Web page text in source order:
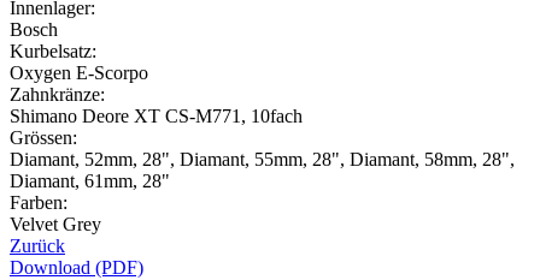
Innenlager:
Bosch
Kurbelsatz:
Oxygen E-Scorpo
Zahnkränze:
Shimano Deore XT CS-M771, 10fach
Grössen:
Diamant, 52mm, 28", Diamant, 55mm, 28", Diamant, 58mm, 28",
Diamant, 61mm, 28"
Farben:
Velvet Grey
Zurück
Download (PDF)